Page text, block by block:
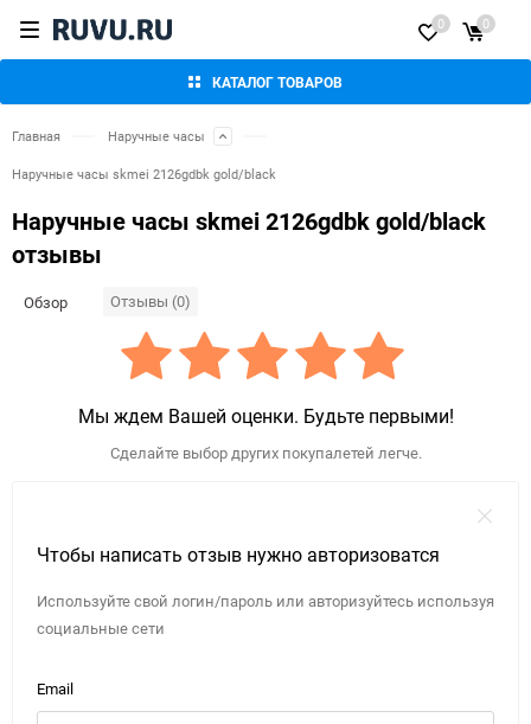
КАТАЛОГ ТОВАРОВ
0 0
Главная Наручные часы
Наручные часы skmei 2126gdbk gold/black
Наручные часы skmei 2126gdbk gold/black
отзывы
Обзор Отзывы (0)
Мы ждем Вашей оценки. Будьте первыми!
Сделайте выбор других покупалетей легче.
Чтобы написать отзыв нужно авторизоватся
Используйте свой логин/пароль или авторизуйтесь используя
социальные сети
Email